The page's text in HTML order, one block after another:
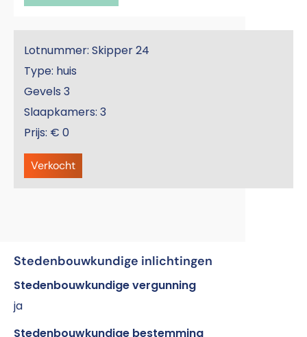
Lotnummer: Skipper 24
Type: huis
Gevels 3
Slaapkamers: 3
Prijs: € 0
Verkocht
Stedenbouwkundige inlichtingen
Stedenbouwkundige vergunning
ja
Stedenbouwkundige bestemming